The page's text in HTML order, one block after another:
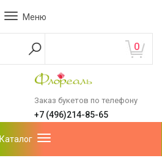
Меню
0
Заказ букетов по телефону
+7 (496)214-85-65
Каталог